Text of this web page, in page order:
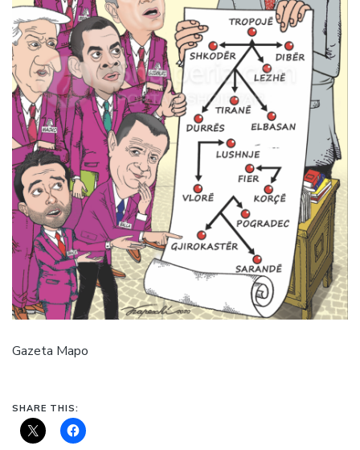
Gazeta Mapo
SHARE THIS: